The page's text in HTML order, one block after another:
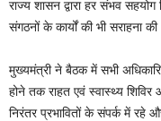
राज्य शासन द्वारा हर संभव
संगठनों के कार्यों की भी सराहना
मुख्यमंत्री ने बैठक में सभी
होने तक राहत एवं स्वास्थ्य
निरंतर प्रभावितों के संपर्क में रहे